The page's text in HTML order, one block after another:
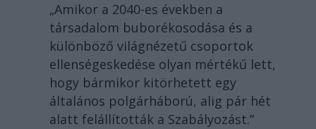
„Amikor a 2040-es években a
társadalom buborékosodása és a
különböző világnézetű csoportok
ellenségeskedése olyan mértékű lett,
hogy bármikor kitörhetett egy
általános polgárháború, alig pár hét
alatt felállították a Szabályozást.”